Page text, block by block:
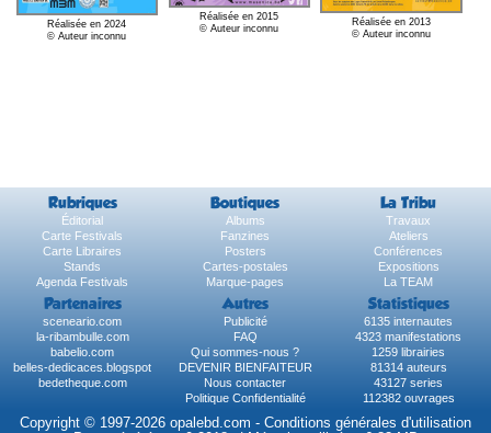
Réalisée en 2024
© Auteur inconnu
Réalisée en 2015
© Auteur inconnu
Réalisée en 2013
© Auteur inconnu
Rubriques Boutiques La Tribu
Éditorial Albums
Travaux
Carte Festivals
Fanzines
Ateliers
Carte Libraires
Posters
Conférences
Stands
Cartes-postales
Expositions
Agenda Festivals
Marque-pages La TEAM
Partenaires Autres Statistiques
sceneario.com Publicité
6135 internautes
la-ribambulle.com
FAQ
4323 manifestations
babelio.com
Qui sommes-nous ?
1259 librairies
belles-dedicaces.blogspot
DEVENIR BIENFAITEUR
81314 auteurs
bedetheque.com
Nous contacter
43127 series
Politique Confidentialité
112382 ouvrages
Copyright © 1997-2026 opalebd.com - Conditions générales d'utilisation